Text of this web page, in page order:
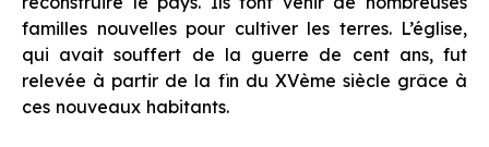
familles nouvelles pour cultiver les terres. L’église,
qui avait souffert de la guerre de cent ans, fut
relevée à partir de la fin du XVème siècle grâce à
ces nouveaux habitants.